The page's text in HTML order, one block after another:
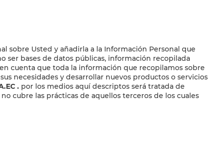
sobre Usted y añadirla a la Información Personal que
ser bases de datos públicas, información recopilada
cuenta que toda la información que recopilamos sobre
necesidades y desarrollar nuevos productos o servicios
. por los medios aquí descriptos será tratada de
cubre las prácticas de aquellos terceros de los cuales